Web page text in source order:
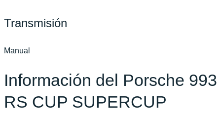
Transmisión
Manual
Información del Porsche 993
RS CUP SUPERCUP